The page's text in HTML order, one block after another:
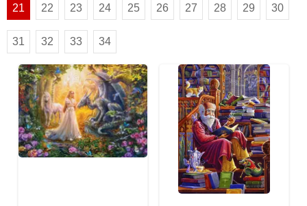
21 22 23 24 25 26 27 28 29 30
31 32 33 34